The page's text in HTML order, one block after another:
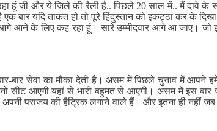
हूं जी और ये जिले की रैली है.. पिछले 20 साल में.. मैं दावे
बार यदि ताकत हो तो पूरे हिंदुस्तान को इकट्ठा कर के
आने के लिए कह रहा हूं। सारे उम्मीदवार आगे आ जाए।
बार सेवा का मौका देती है। असम में पिछले चुनाव में आपने
सीट आएगी यहां से भारी बहुमत से आएगी। असम में इस
पराजय की हैट्रिक लगाने वाले हैं। और इतना ही नहीं